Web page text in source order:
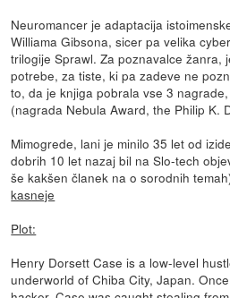
Neuromancer je adaptacija
Williama Gibsona, sicer pa velika
trilogije Sprawl. Za poznavalce žanra,
potrebe, za tiste, ki pa zadeve ne
to, da je knjiga pobrala vse 3
(nagrada Nebula Award, the Philip K.
Mimogrede, lani je minilo 35 let od
dobrih 10 let nazaj bil na Slo-tech
še kakšen članek na o sorodnih
kasneje
Plot:
Henry Dorsett Case is a low-level
underworld of Chiba City, Japan.